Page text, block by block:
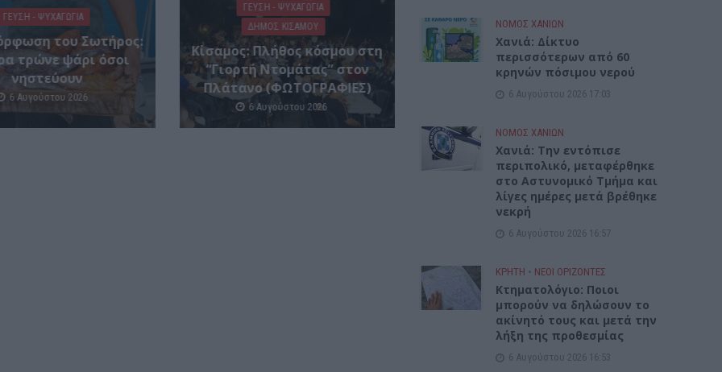
ΓΕΎΣΗ - ΨΥΧΑΓΩΓΊΑ
του Σωτήρος:
τρώνε ψάρι όσοι
νηστεύουν
6 Αυγούστου 2026
ΓΕΎΣΗ - ΨΥΧΑΓΩΓΊΑ
ΔΉΜΟΣ ΚΙΣΆΜΟΥ
Κίσαμος: Πλήθος κόσμου στη
“Γιορτή Ντομάτας” στον
Πλάτανο (ΦΩΤΟΓΡΑΦΙΕΣ)
6 Αυγούστου 2026
ΝΟΜΌΣ ΧΑΝΊΩΝ
Xανιά: Δίκτυο
περισσότερων από 60
κρηνών πόσιμου νερού
6 Αυγούστου 2026 17:03
ΝΟΜΌΣ ΧΑΝΊΩΝ
Χανιά: Την εντόπισε
περιπολικό, μεταφέρθηκε
στο Αστυνομικό Τμήμα και
λίγες ημέρες μετά βρέθηκε
νεκρή
6 Αυγούστου 2026 16:57
ΚΡΗΤΗ • ΝΕΟΙ ΟΡΙΖΟΝΤΕΣ
Κτηματολόγιο: Ποιοι
μπορούν να δηλώσουν το
ακίνητό τους και μετά την
λήξη της προθεσμίας
6 Αυγούστου 2026 16:53